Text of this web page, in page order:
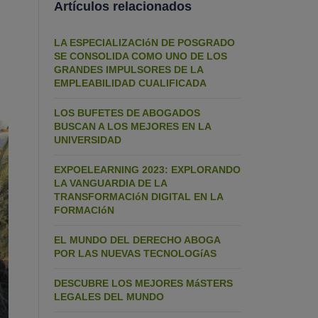
Artículos relacionados
LA ESPECIALIZACIóN DE POSGRADO
SE CONSOLIDA COMO UNO DE LOS
GRANDES IMPULSORES DE LA
EMPLEABILIDAD CUALIFICADA
LOS BUFETES DE ABOGADOS
BUSCAN A LOS MEJORES EN LA
UNIVERSIDAD
EXPOELEARNING 2023: EXPLORANDO
LA VANGUARDIA DE LA
TRANSFORMACIóN DIGITAL EN LA
FORMACIóN
EL MUNDO DEL DERECHO ABOGA
POR LAS NUEVAS TECNOLOGíAS
DESCUBRE LOS MEJORES MáSTERS
LEGALES DEL MUNDO